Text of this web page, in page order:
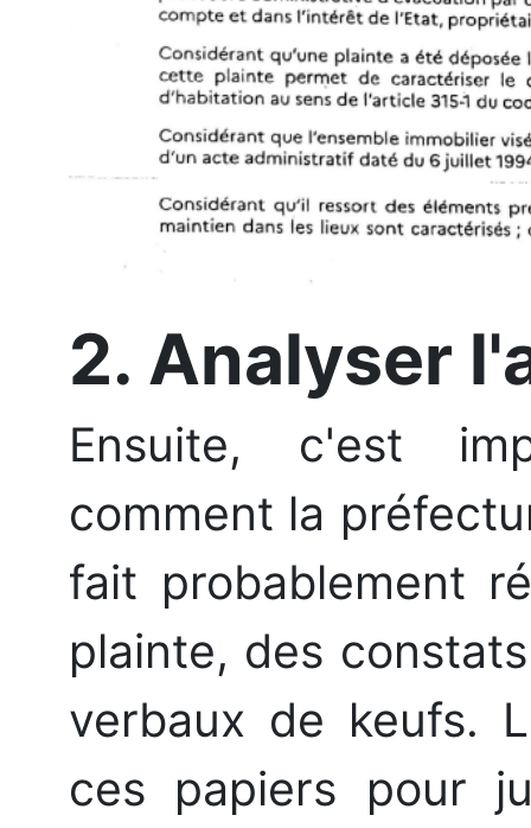
2. Analyser
Ensuite, c'est
comment la
fait probablement
plainte, des
verbaux de keufs.
ces papiers pour